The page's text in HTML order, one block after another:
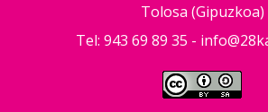
Tolosa (Gipuzkoa)
Tel: 943 69 89 35 -